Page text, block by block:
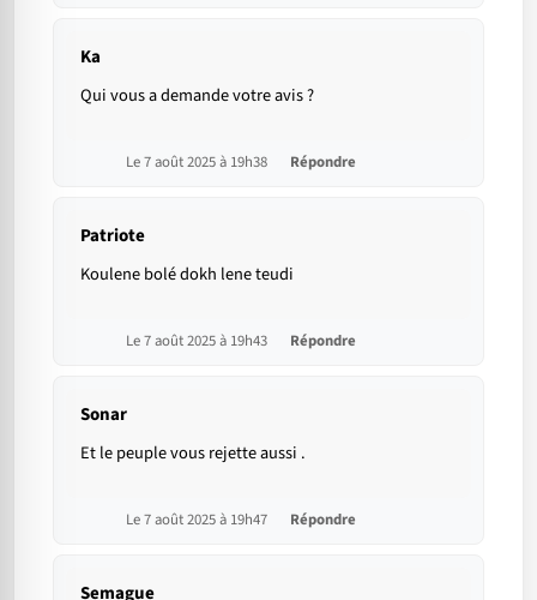
Ka
Qui vous a demande votre avis ?
Le 7 août 2025 à 19h38 Répondre
Patriote
Koulene bolé dokh lene teudi
Le 7 août 2025 à 19h43 Répondre
Sonar
Et le peuple vous rejette aussi .
Le 7 août 2025 à 19h47 Répondre
Semague